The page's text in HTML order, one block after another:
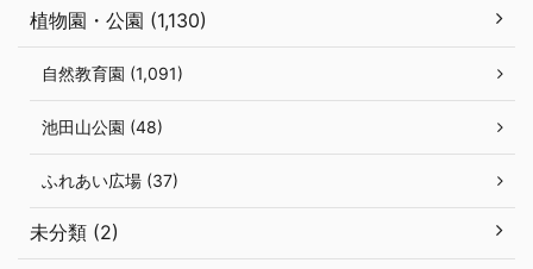
植物園・公園 (1,130)
自然教育園 (1,091)
池田山公園 (48)
ふれあい広場 (37)
未分類 (2)